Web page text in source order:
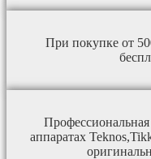
При покупке от
аппаратах